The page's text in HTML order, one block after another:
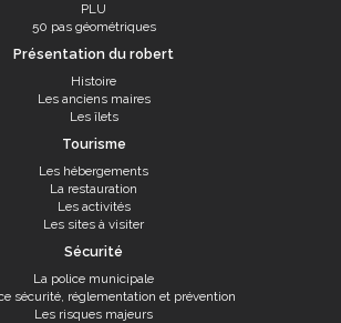
PLU
50 pas géométriques
Présentation du robert
Histoire
Les anciens maires
Les îlets
Tourisme
Les hébergements
La restauration
Les activités
Les sites à visiter
Sécurité
La police municipale
sécurité, réglementation et prévention
Les risques majeurs